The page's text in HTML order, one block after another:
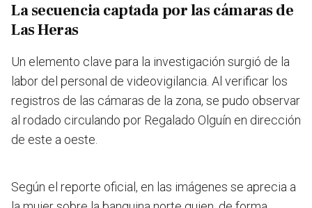
La secuencia captada por las cámaras de
Las Heras
Un elemento clave para la investigación surgió de la
labor del personal de videovigilancia. Al verificar los
registros de las cámaras de la zona, se pudo observar
al rodado circulando por Regalado Olguín en dirección
de este a oeste.
Según el reporte oficial, en las imágenes se aprecia a